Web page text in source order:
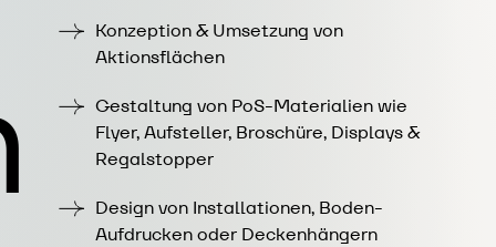
Konzeption & Umsetzung von
Aktionsflächen
Gestaltung von PoS-Materialien wie
Flyer, Aufsteller, Broschüre, Displays &
Regalstopper
Design von Installationen, Boden-
Aufdrucken oder Deckenhängern